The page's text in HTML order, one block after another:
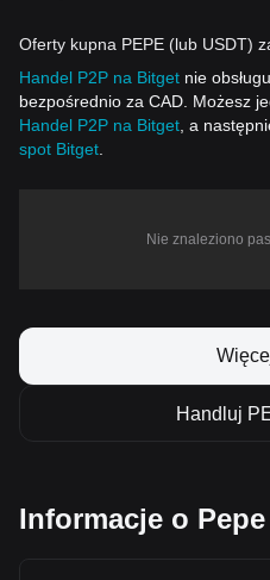
Oferty kupna PEPE (lub USDT)
Handel P2P na Bitget nie
bezpośrednio za CAD. Możesz
Handel P2P na Bitget , a
spot Bitget
Nie znaleziono
Handluj
Informacje o Pepe